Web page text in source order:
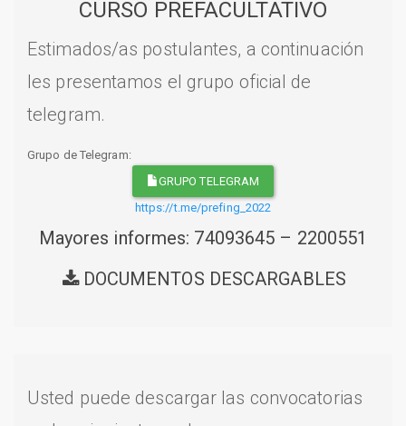
CURSO PREFACULTATIVO
Estimados/as postulantes, a continuación
les presentamos el grupo oficial de
telegram.
Grupo de Telegram:
GRUPO TELEGRAM
https://t.me/prefing_2022
Mayores informes: 74093645 – 2200551
DOCUMENTOS DESCARGABLES
Usted puede descargar las convocatorias